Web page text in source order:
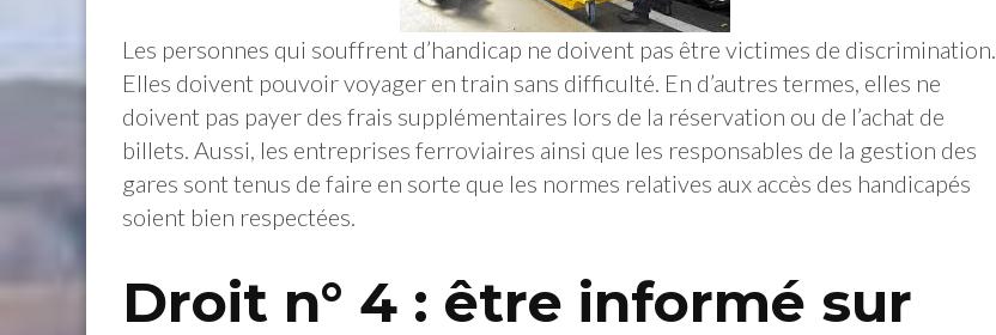
Les personnes qui souffrent d’handicap ne doivent pas être victimes de discrimination.
Elles doivent pouvoir voyager en train sans difficulté. En d’autres termes, elles ne
doivent pas payer des frais supplémentaires lors de la réservation ou de l’achat de
billets. Aussi, les entreprises ferroviaires ainsi que les responsables de la gestion des
gares sont tenus de faire en sorte que les normes relatives aux accès des handicapés
soient bien respectées.
Droit n° 4 : être informé sur